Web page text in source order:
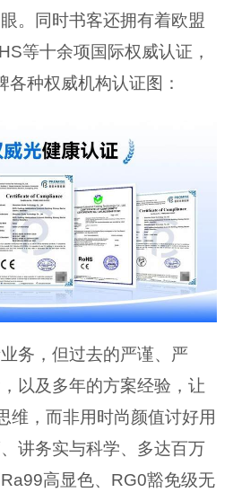
。同时书客还拥有着欧盟
等十余项国际权威认证，
种权威机构认证图：
务，但过去的严谨、严
以及多年的方案经验，让
维，而非用时尚颜值讨好用
讲务实与科学、多达百万
高显色、RG0豁免级无